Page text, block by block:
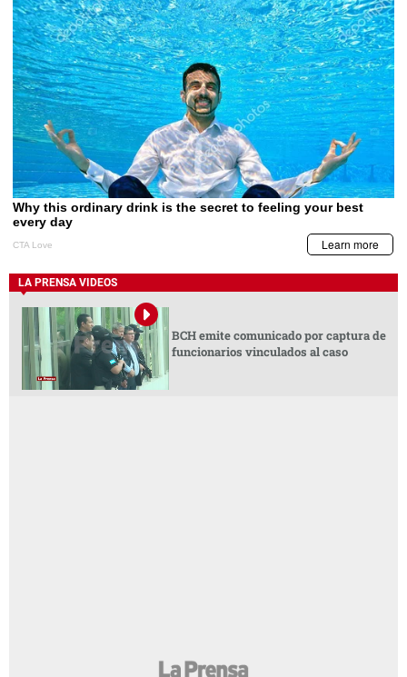
LA PRENSA VIDEOS
BCH emite comunicado por captura de
funcionarios vinculados al caso